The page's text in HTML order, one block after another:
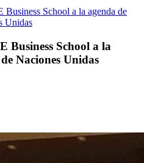
School a la agenda de
Unidas
Business School a la
Naciones Unidas